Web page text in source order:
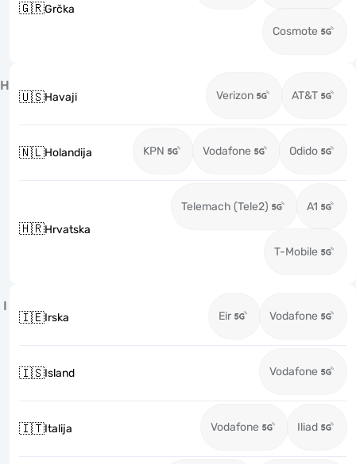
🇬🇷Grčka
Cosmote
H
🇺🇸Havaji Verizon AT&T
🇳🇱Holandija KPN Vodafone Odido
🇭🇷Hrvatska
Telemach (Tele2) A1
T-Mobile
I
🇮🇪Irska Eir Vodafone
🇮🇸Island Vodafone
🇮🇹Italija Vodafone Iliad